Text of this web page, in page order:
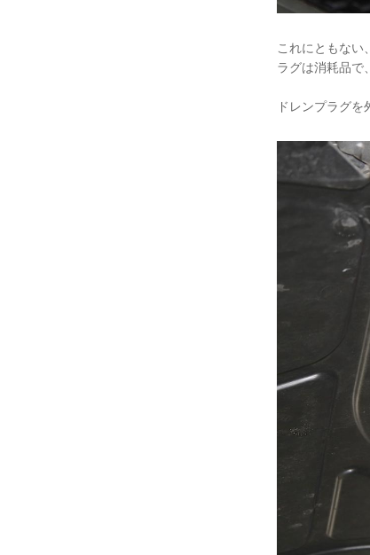
これにともない
ラグは消耗品で
ドレンプラグ